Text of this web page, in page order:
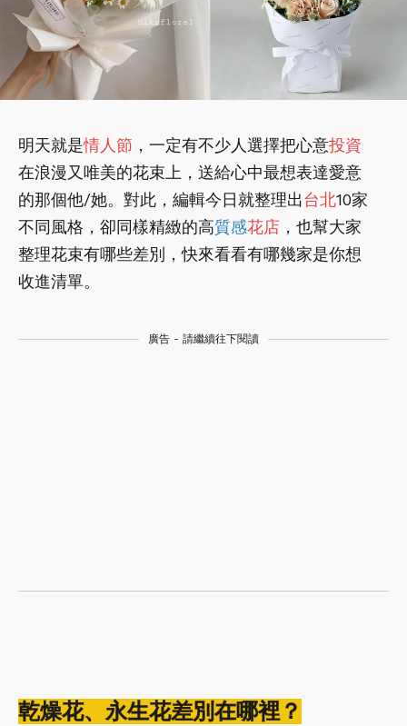
明天就是情人節 ，一定有不少人選擇把心意投資
在浪漫又唯美的花束上，送給心中最想表達愛意
的那個他/她。對此，編輯今日就整理出台北10家
不同風格，卻同樣精緻的高質感花店 ，也幫大家
整理花束有哪些差別，快來看看有哪幾家是你想
收進清單。
廣告 - 請繼續往下閱讀
乾燥花、永生花差別在哪裡？